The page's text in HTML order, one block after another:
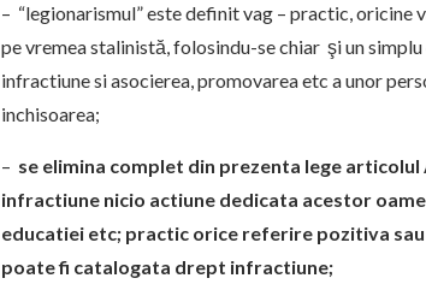
– “legionarismul” este definit vag – practic, oricine
pe vremea stalinistă, folosindu-se chiar şi un
infractiune si asocierea, promovarea etc a unor
inchisoarea;
– se elimina complet din prezenta lege
infractiune nicio actiune dedicata acestor
educatiei etc; practic orice referire pozitiva
poate fi catalogata drept infractiune;